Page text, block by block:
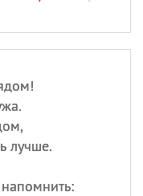
лучше.